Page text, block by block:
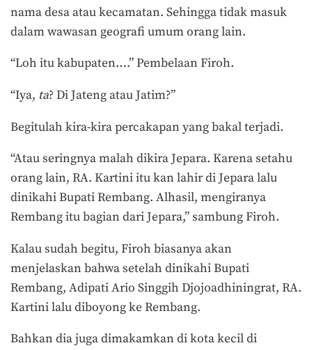
nama desa atau kecamatan. Sehingga tidak masuk
dalam wawasan geografi umum orang lain.
“Loh itu kabupaten….” Pembelaan Firoh.
“Iya, ta? Di Jateng atau Jatim?”
Begitulah kira-kira percakapan yang bakal terjadi.
“Atau seringnya malah dikira Jepara. Karena setahu
orang lain, RA. Kartini itu kan lahir di Jepara lalu
dinikahi Bupati Rembang. Alhasil, mengiranya
Rembang itu bagian dari Jepara,” sambung Firoh.
Kalau sudah begitu, Firoh biasanya akan
menjelaskan bahwa setelah dinikahi Bupati
Rembang, Adipati Ario Singgih Djojoadhiningrat, RA.
Kartini lalu diboyong ke Rembang.
Bahkan dia juga dimakamkan di kota kecil di